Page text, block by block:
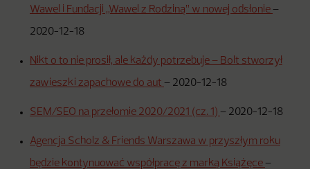
Wawel i Fundacji „Wawel z Rodziną” w nowej odsłonie –
2020-12-18
Nikt o to nie prosił, ale każdy potrzebuje – Bolt stworzył
zawieszki zapachowe do aut – 2020-12-18
SEM/SEO na przełomie 2020/2021 (cz. 1) – 2020-12-18
Agencja Scholz & Friends Warszawa w przyszłym roku
będzie kontynuować współpracę z marką Książęce –